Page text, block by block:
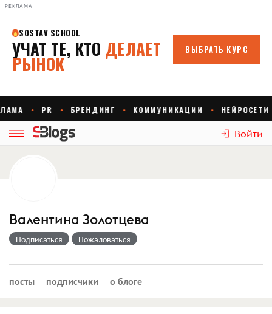
РЕКЛАМА
Войти
Валентина Золотцева
Подписаться Пожаловаться
посты подписчики о блоге